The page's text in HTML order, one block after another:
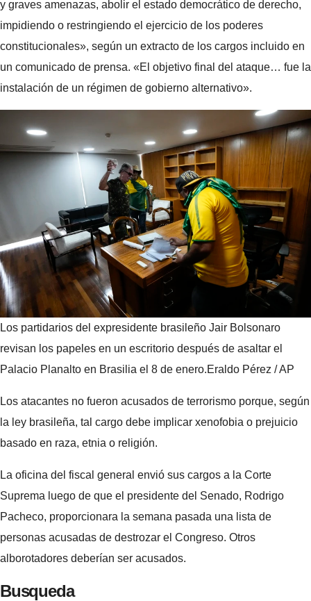
y graves amenazas, abolir el estado democrático de derecho,
impidiendo o restringiendo el ejercicio de los poderes
constitucionales», según un extracto de los cargos incluido en
un comunicado de prensa. «El objetivo final del ataque… fue la
instalación de un régimen de gobierno alternativo».
Los partidarios del expresidente brasileño Jair Bolsonaro
revisan los papeles en un escritorio después de asaltar el
Palacio Planalto en Brasilia el 8 de enero.Eraldo Pérez / AP
Los atacantes no fueron acusados ​​de terrorismo porque, según
la ley brasileña, tal cargo debe implicar xenofobia o prejuicio
basado en raza, etnia o religión.
La oficina del fiscal general envió sus cargos a la Corte
Suprema luego de que el presidente del Senado, Rodrigo
Pacheco, proporcionara la semana pasada una lista de
personas acusadas de destrozar el Congreso. Otros
alborotadores deberían ser acusados.
Busqueda